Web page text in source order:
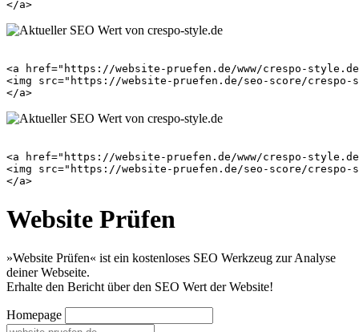
<a href="https://website-pruefen.de/www/crespo-
<img src="https://website-pruefen.de/seo-score/crespo-
<a href="https://website-pruefen.de/www/crespo-
<img src="https://website-pruefen.de/seo-score/crespo-
Website Prüfen
»Website Prüfen« ist ein kostenloses SEO Werkzeug zur Analyse
deiner Webseite.
Erhalte den Bericht über den SEO Wert der Website!
Homepage